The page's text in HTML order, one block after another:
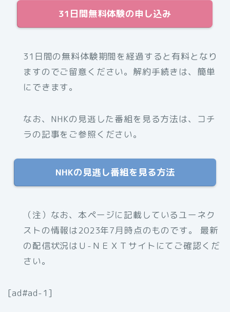
31日間無料体験の申し込み
31日間の無料体験期間を経過すると有料となり
ますのでご留意ください。解約手続きは、簡単
にできます。
なお、NHKの見逃した番組を見る方法は、コチ
ラの記事をご参照ください。
NHKの見逃し番組を見る方法
（注）なお、本ページに記載しているユーネク
ストの情報は2023年7月時点のものです。 最新
の配信状況はＵ-ＮＥＸＴサイトにてご確認くだ
さい。
[ad#ad-1]